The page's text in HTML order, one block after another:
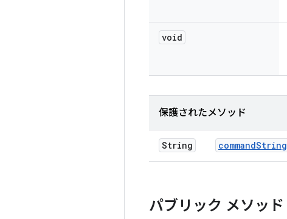
void
保護されたメソッド
String commandString
パブリック メソッド